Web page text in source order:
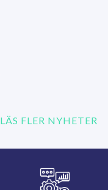
LÄS FLER NYHETER